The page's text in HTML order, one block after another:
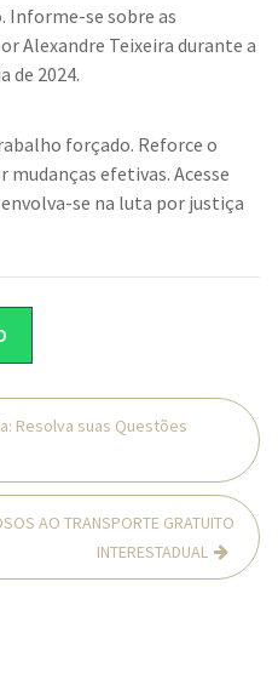
Informe-se sobre as
Alexandre Teixeira durante a
de 2024.
forçado. Reforce o
efetivas. Acesse
se na luta por justiça
Resolva suas Questões
AO TRANSPORTE GRATUITO
INTERESTADUAL